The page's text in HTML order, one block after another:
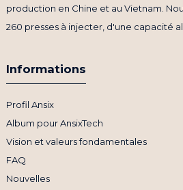
production en Chine et au Vietnam.
260 presses à injecter, d'une capacité
Informations
Profil Ansix
Album pour AnsixTech
Vision et valeurs fondamentales
FAQ
Nouvelles